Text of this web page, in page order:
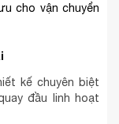
cho vận chuyển
kế chuyên biệt
đầu linh hoạt